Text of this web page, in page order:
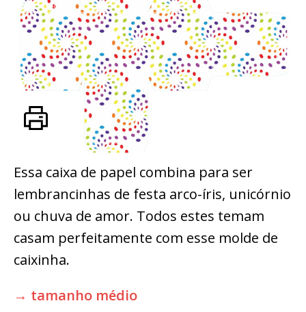
Essa caixa de papel combina para ser
lembrancinhas de festa arco-íris, unicórnio
ou chuva de amor. Todos estes temam
casam perfeitamente com esse molde de
caixinha.
→ tamanho médio